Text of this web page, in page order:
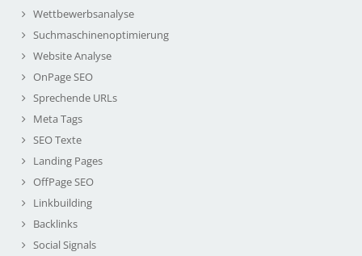
Wettbewerbsanalyse
Suchmaschinenoptimierung
Website Analyse
OnPage SEO
Sprechende URLs
Meta Tags
SEO Texte
Landing Pages
OffPage SEO
Linkbuilding
Backlinks
Social Signals